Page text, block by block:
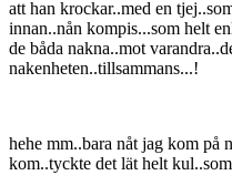
att han krockar..med en
innan..nån kompis...som helt
de båda nakna..mot
nakenheten..tillsammans...!
hehe mm..bara nåt jag kom på
kom..tyckte det lät helt